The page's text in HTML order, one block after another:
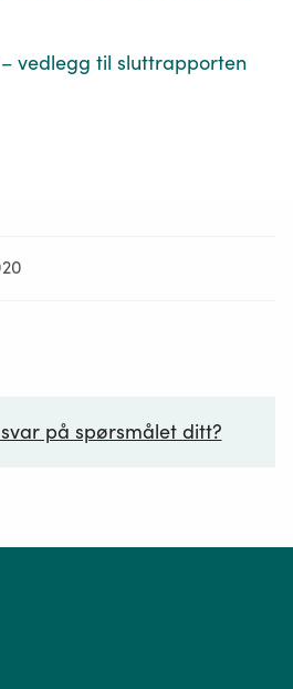
vedlegg til sluttrapporten
på spørsmålet ditt?